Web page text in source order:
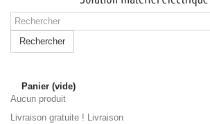
Rechercher
Panier (vide)
Aucun produit
Livraison gratuite ! Livraison